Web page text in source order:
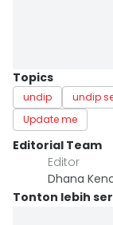
Topics
undip undip
Update me
Editorial Team
Editor
Dhana
Tonton lebih